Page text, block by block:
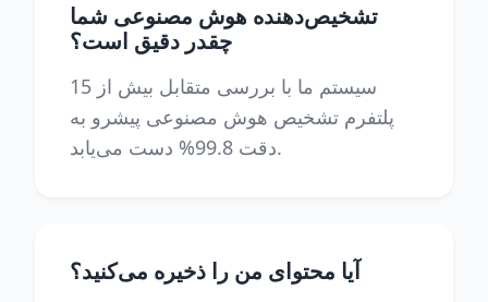
تشخیص‌دهنده هوش مصنوعی شما
چقدر دقیق است؟
سیستم ما با بررسی متقابل بیش از 15
پلتفرم تشخیص هوش مصنوعی پیشرو به
دقت 99.8% دست می‌یابد.
آیا محتوای من را ذخیره می‌کنید؟